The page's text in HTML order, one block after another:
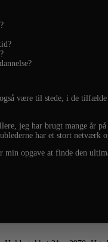
være til stede, i de
jeg har brugt mange år
har et stort netværk
opgave at finde den